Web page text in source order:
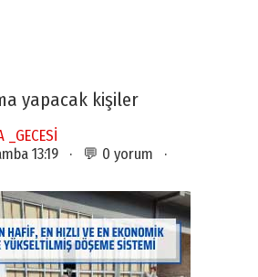
yapacak kişiler
_GECESİ
13:19 · 💬 0 yorum ·